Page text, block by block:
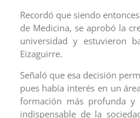
Recordó que siendo
de Medicina, se aprobó la
universidad y estuvieron
Eizaguirre.
Señaló que esa decisión
pues había interés en un
formación más profunda y
indispensable de la